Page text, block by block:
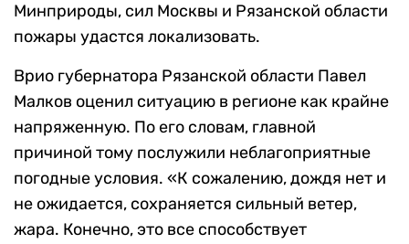
Минприроды, сил Москвы и Рязанской области
пожары удастся локализовать.
Врио губернатора Рязанской области Павел
Малков оценил ситуацию в регионе как крайне
напряженную. По его словам, главной
причиной тому послужили неблагоприятные
погодные условия. «К сожалению, дождя нет и
не ожидается, сохраняется сильный ветер,
жара. Конечно, это все способствует